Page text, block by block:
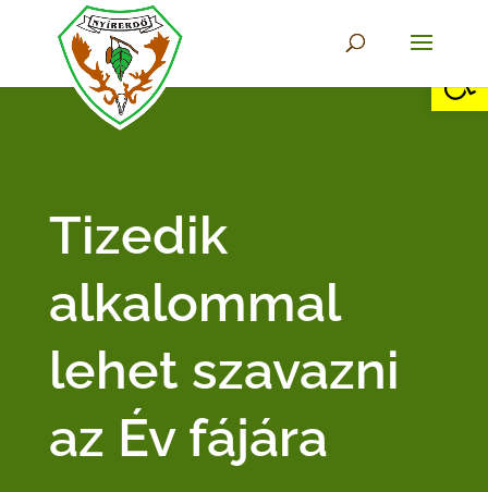
Tizedik
alkalommal
lehet szavazni
az Év fájára